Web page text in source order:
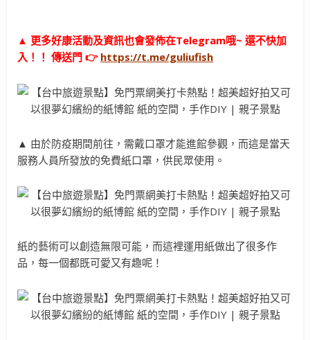
▲ 更多好康活動及資訊也會發佈在Telegram哦~ 還不快加
入！！ 傳送門 👉 https://t.me/guliufish
▲ 由於防疫期間前往，需戴口罩才能進館參觀，而這是當天
服務人員所發放的免費紙口罩，供民眾使用。
紙的藝術可以創造無限可能，而這裡運用紙做出了很多作
品，每一個都既可愛又有趣呢！